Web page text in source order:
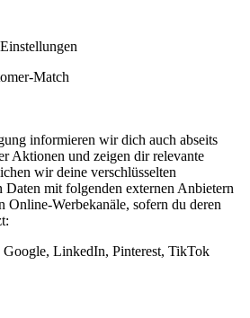
Match
informieren wir dich auch abseits
Aktionen und zeigen dir relevante
wir deine verschlüsselten
Daten mit folgenden externen Anbietern
Online-Werbekanäle, sofern du deren
LinkedIn, Pinterest, TikTok